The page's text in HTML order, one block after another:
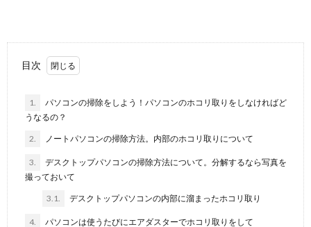
に使えます
取りのコツと予防対策
シゴシとこすってしまいませんか？ しかし、カビ取り...
めのアイテムをご紹介
目次
1.
パソコンの掃除をしよう！パソコンのホコリ取りをしなければど
うなるの？
2. ノートパソコンの掃除方法。内部のホコリ取りについて
3.
デスクトップパソコンの掃除方法について。分解するなら写真を
撮っておいて
3.1. デスクトップパソコンの内部に溜まったホコリ取り
4. パソコンは使うたびにエアダスターでホコリ取りをして